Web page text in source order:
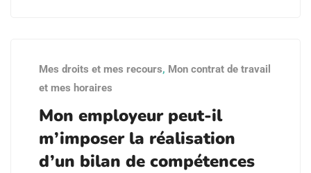
Mes droits et mes recours, Mon contrat de travail
et mes horaires
Mon employeur peut-il
m’imposer la réalisation
d’un bilan de compétences